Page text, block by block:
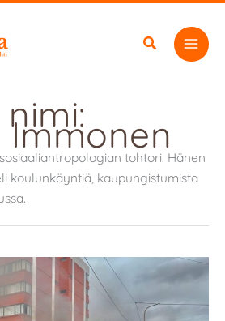
Immonen
tohtori. Hänen
koulunkäyntiä, kaupungistumista